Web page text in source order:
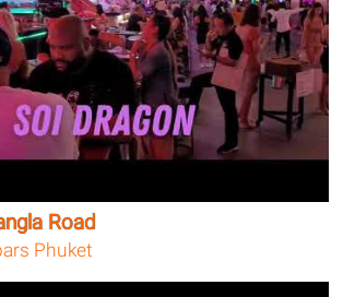
Road
Phuket